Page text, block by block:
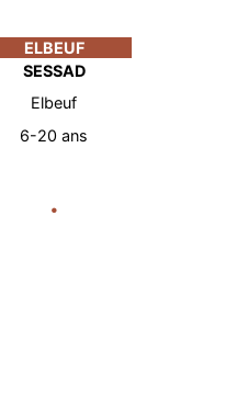
ELBEUF
SESSAD
Elbeuf
6-20 ans
•